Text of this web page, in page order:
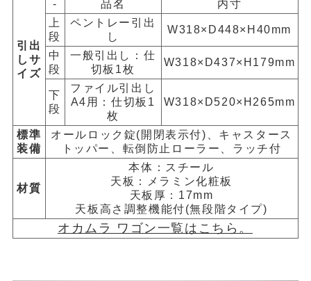
引出
しサ
イズ
- 品名
内寸
上
段
ペントレー引出
し
W318×D448×H40mm
中
段
一般引出し：仕
切板1枚
W318×D437×H179mm
下
段
ファイル引出し
A4用：仕切板1
枚
W318×D520×H265mm
標準
装備
オールロック錠(開閉表示付)、キャスタース
トッパー、転倒防止ローラー、ラッチ付
材質
本体：スチール
天板：メラミン化粧板
天板厚：17mm
天板高さ調整機能付(無段階タイプ)
オカムラ ワゴン一覧はこちら。